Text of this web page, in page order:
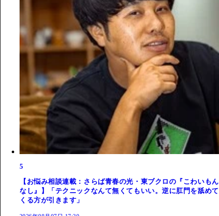
5
【お悩み相談連載：さらば青春の光・東ブクロの『こわいもん
なし』】「テクニックなんて無くてもいい。逆に肛門を舐めて
くる方が引きます」